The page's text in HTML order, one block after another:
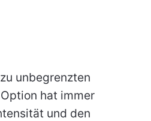
unbegrenzten
hat immer
und den